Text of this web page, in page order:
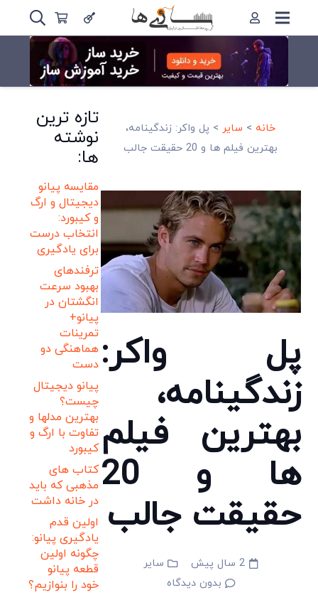
خانه > سایر> پل واکر: زندگینامه،
بهترین فیلم ها و 20 حقیقت جالب
پل واکر:
زندگینامه،
بهترین فیلم
ها و 20
حقیقت جالب
2 سال پیش
سایر
بدون دیدگاه
تازه ترین
نوشته
ها:
مقایسه پیانو
دیجیتال و ارگ
و کیبورد:
انتخاب درست
برای یادگیری
ترفندهای
بهبود سرعت
انگشتان در
پیانو+
تمرینات
هماهنگی دو
دست
پیانو دیجیتال
چیست؟
بهترین مدلها و
تفاوت با ارگ و
کیبورد
کتاب های
مذهبی که باید
در خانه داشت
اولین قدم
یادگیری پیانو:
چگونه اولین
قطعه پیانو
خود را بنوازیم؟